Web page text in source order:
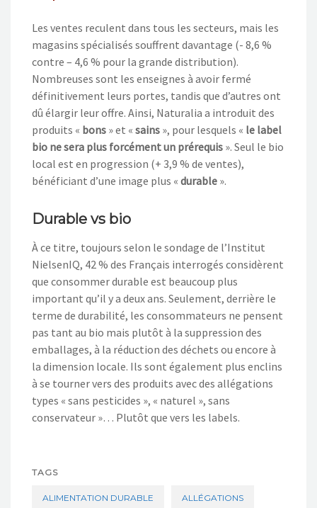
Les ventes reculent dans tous les secteurs, mais les
magasins spécialisés souffrent davantage (- 8,6 %
contre – 4,6 % pour la grande distribution).
Nombreuses sont les enseignes à avoir fermé
définitivement leurs portes, tandis que d’autres ont
dû élargir leur offre. Ainsi, Naturalia a introduit des
produits « bons » et « sains », pour lesquels « le label
bio ne sera plus forcément un prérequis ». Seul le bio
local est en progression (+ 3,9 % de ventes),
bénéficiant d’une image plus « durable ».
Durable vs bio
À ce titre, toujours selon le sondage de l’Institut
NielsenIQ, 42 % des Français interrogés considèrent
que consommer durable est beaucoup plus
important qu’il y a deux ans. Seulement, derrière le
terme de durabilité, les consommateurs ne pensent
pas tant au bio mais plutôt à la suppression des
emballages, à la réduction des déchets ou encore à
la dimension locale. Ils sont également plus enclins
à se tourner vers des produits avec des allégations
types « sans pesticides », « naturel », sans
conservateur »… Plutôt que vers les labels.
TAGS
ALIMENTATION DURABLE ALLÉGATIONS